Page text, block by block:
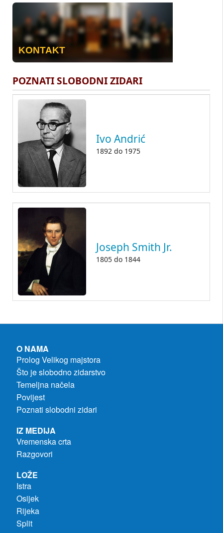
KONTAKT
POZNATI SLOBODNI ZIDARI
Ivo Andrić
1892 do 1975
Joseph Smith Jr.
1805 do 1844
O NAMA
Prolog Velikog majstora
Što je slobodno zidarstvo
Temeljna načela
Povijest
Poznati slobodni zidari
IZ MEDIJA
Vremenska crta
Razgovori
LOŽE
Istra
Osijek
Rijeka
Split